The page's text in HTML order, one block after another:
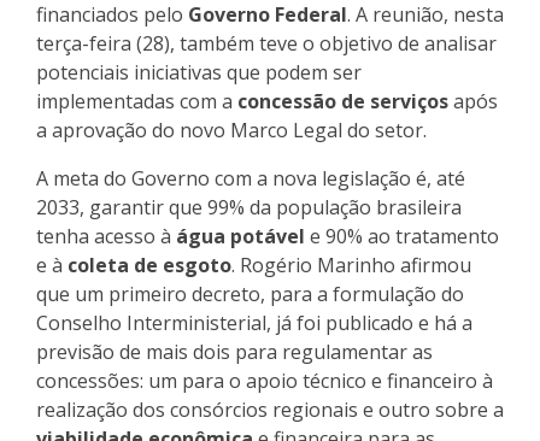
financiados pelo Governo Federal. A reunião, nesta
terça-feira (28), também teve o objetivo de analisar
potenciais iniciativas que podem ser
implementadas com a concessão de serviçosapós
a aprovação do novo Marco Legal do setor.
A meta do Governo com a nova legislação é, até
2033, garantir que 99% da população brasileira
tenha acesso à água potável e 90% ao tratamento
e à coleta de esgoto. Rogério Marinho afirmou
que um primeiro decreto, para a formulação do
Conselho Interministerial, já foi publicado e há a
previsão de mais dois para regulamentar as
concessões: um para o apoio técnico e financeiro à
realização dos consórcios regionais e outro sobre a